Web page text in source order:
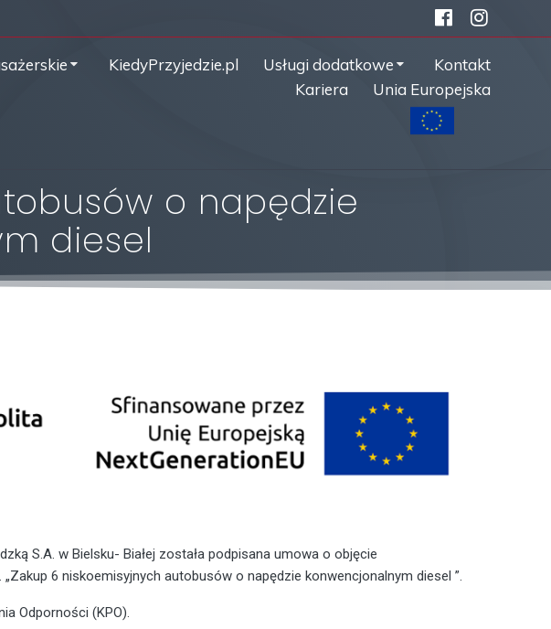
KiedyPrzyjedzie.pl Usługi dodatkowe
Kontakt
Kariera
Unia Europejska
o napędzie
diesel
S.A. w Bielsku- Białej została podpisana umowa o objęcie
6 niskoemisyjnych autobusów o napędzie konwencjonalnym diesel ”.
Odporności (KPO).